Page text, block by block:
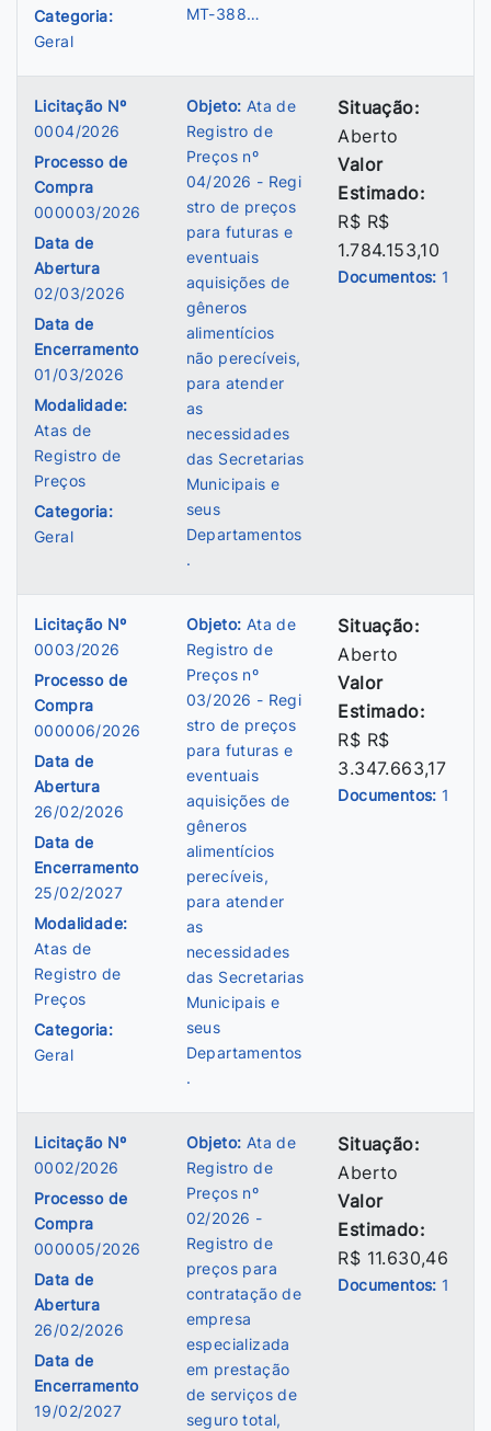
Categoria:
Geral
MT-388…
Licitação Nº
0004/2026
Processo de
Compra
000003/2026
Data de
Abertura
02/03/2026
Data de
Encerramento
01/03/2026
Modalidade:
Atas de
Registro de
Preços
Categoria:
Geral
Objeto: Ata de
Registro de
Preços nº
04/2026 - Regi
stro de preços
para futuras e
eventuais
aquisições de
gêneros
alimentícios
não perecíveis,
para atender
as
necessidades
das Secretarias
Municipais e
seus
Departamentos
.
Situação:
Aberto
Valor
Estimado:
R$ R$
1.784.153,10
Documentos: 1
Licitação Nº
0003/2026
Processo de
Compra
000006/2026
Data de
Abertura
26/02/2026
Data de
Encerramento
25/02/2027
Modalidade:
Atas de
Registro de
Preços
Categoria:
Geral
Objeto: Ata de
Registro de
Preços nº
03/2026 - Regi
stro de preços
para futuras e
eventuais
aquisições de
gêneros
alimentícios
perecíveis,
para atender
as
necessidades
das Secretarias
Municipais e
seus
Departamentos
.
Situação:
Aberto
Valor
Estimado:
R$ R$
3.347.663,17
Documentos: 1
Licitação Nº
0002/2026
Processo de
Compra
000005/2026
Data de
Abertura
26/02/2026
Data de
Encerramento
19/02/2027
Objeto: Ata de
Registro de
Preços nº
02/2026 -
Registro de
preços para
contratação de
empresa
especializada
em prestação
de serviços de
seguro total,
Situação:
Aberto
Valor
Estimado:
R$ 11.630,46
Documentos: 1